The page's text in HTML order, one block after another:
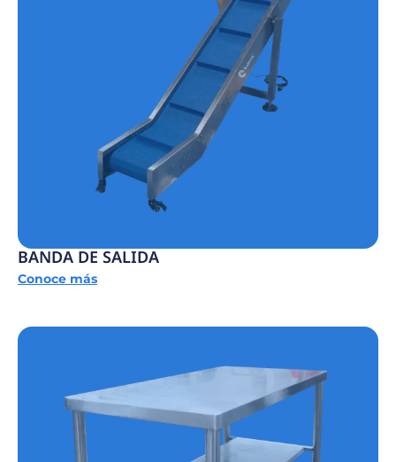
BANDA DE SALIDA
Conoce más